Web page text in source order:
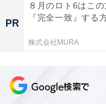
PR
８月のロト6はこ
『完全一致』する
株式会社MURA